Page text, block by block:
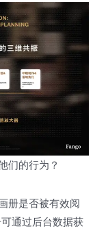
们的行为？
册是否被有效阅
通过后台数据获